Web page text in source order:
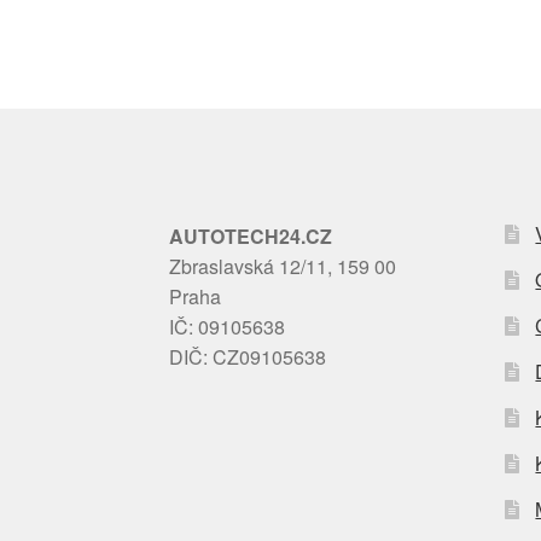
AUTOTECH24.CZ
Zbraslavská 12/11, 159 00
Praha
IČ: 09105638
DIČ: CZ09105638